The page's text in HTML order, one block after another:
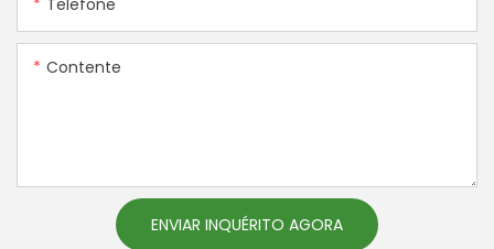
Contente
ENVIAR INQUÉRITO AGORA